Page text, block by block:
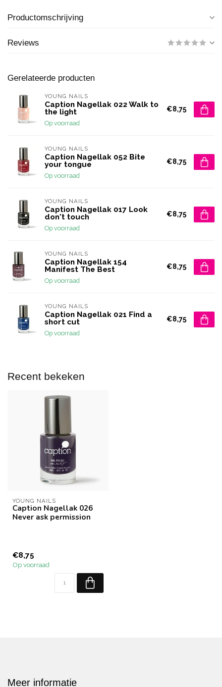
Productomschrijving
Reviews
Gerelateerde producten
YOUNG NAILS
Caption Nagellak 022 Walk to
the light
Op voorraad
€8,75
YOUNG NAILS
Caption Nagellak 052 Bite
your tongue
Op voorraad
€8,75
YOUNG NAILS
Caption Nagellak 017 Look
don't touch
Op voorraad
€8,75
YOUNG NAILS
Caption Nagellak 154
Manifest The Best
Op voorraad
€8,75
YOUNG NAILS
Caption Nagellak 021 Find a
short cut
Op voorraad
€8,75
Recent bekeken
YOUNG NAILS
Caption Nagellak 026
Never ask permission
€8,75
Op voorraad
Meer informatie